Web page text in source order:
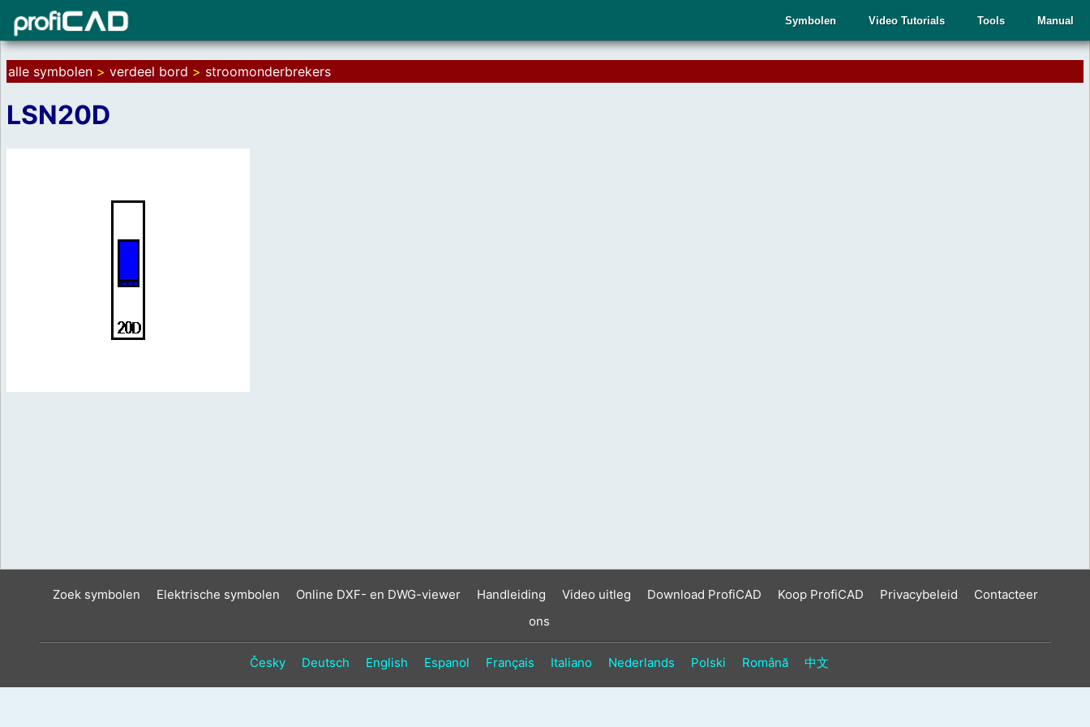
Manual
Tools
Video Tutorials
Symbolen
alle symbolen > verdeel bord > stroomonderbrekers
LSN20D
Zoek symbolen Elektrische symbolen Online DXF- en DWG-viewer Handleiding Video uitleg Download ProfiCAD Koop ProfiCAD Privacybeleid
Contacteer
ons
Česky Deutsch English Espanol Français Italiano Nederlands Polski Română 中文